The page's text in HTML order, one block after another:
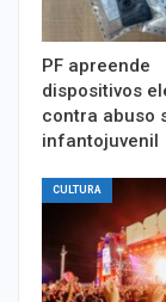
PF apreende
dispositivos
contra abuso
infantojuvenil
CULTURA